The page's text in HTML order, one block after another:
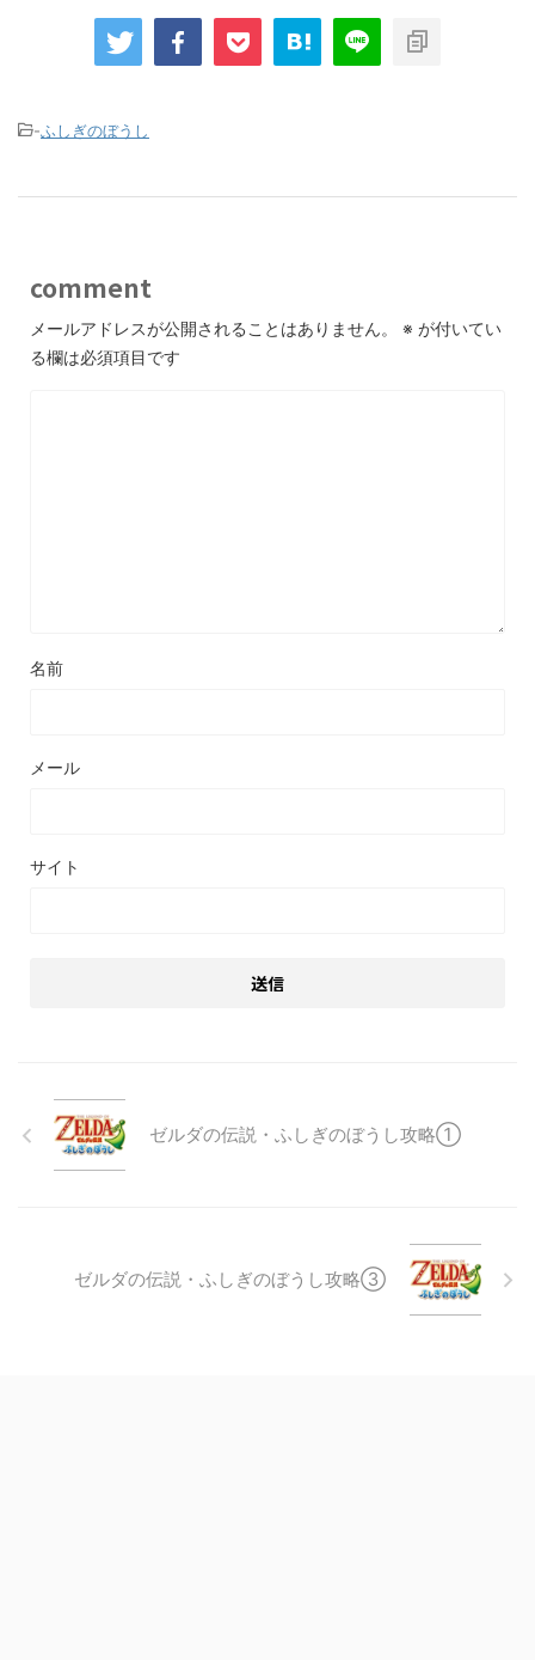
-ふしぎのぼうし
comment
メールアドレスが公開されることはありません。 ※ が付いてい
る欄は必須項目です
名前
メール
サイト
ゼルダの伝説・ふしぎのぼうし攻略①
ゼルダの伝説・ふしぎのぼうし攻略③